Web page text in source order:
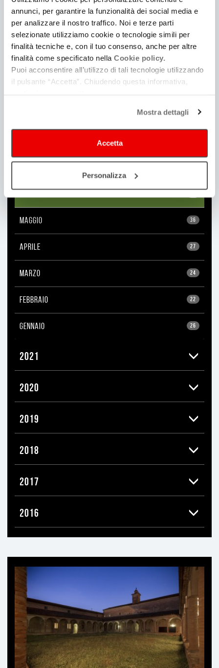
annunci, per garantire la funzionalità dei social media e
per analizzare il nostro traffico. Noi e terze parti
selezionate utilizziamo cookie o tecnologie simili per
finalità tecniche e, con il tuo consenso, anche per altre
finalità come specificato nella Cookie policy.
Puoi acconsentire all’utilizzo di tali tecnologie utilizzando
il pulsante “Accetta”. Chiudendo questa informativa,
Mostra dettagli
Accetta
Personalizza
2022
DICEMBRE
NOVEMBRE
36
MAGGIO
27
APRILE
24
MARZO
22
FEBBRAIO
26
GENNAIO
2021
2020
2019
2018
2017
2016
Ti
può
interessare